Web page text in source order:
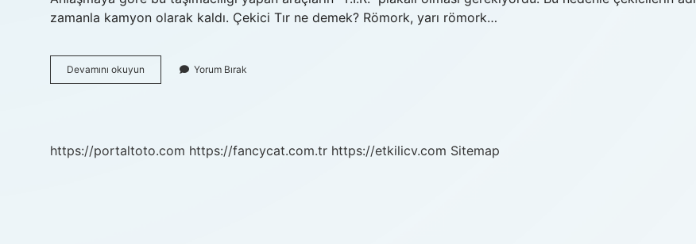
zamanla kamyon olarak kaldı. Çekici Tır ne demek? Römork, yarı römork…
Devamını okuyun Cekiciye
Ne
Yorum Bırak
https://portaltoto.com https://fancycat.com.tr https://etkilicv.com Sitemap